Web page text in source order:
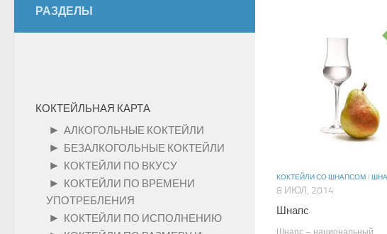
КОКТЕЙЛИ СО ШНАПСОМ/
8 ИЮЛ, 2014
Шнапс
Шнапс – национальный
РАЗДЕЛЫ
КОКТЕЙЛЬНАЯ КАРТА
► АЛКОГОЛЬНЫЕ КОКТЕЙЛИ
► БЕЗАЛКОГОЛЬНЫЕ КОКТЕЙЛИ
► КОКТЕЙЛИ ПО ВКУСУ
► КОКТЕЙЛИ ПО ВРЕМЕНИ
УПОТРЕБЛЕНИЯ
► КОКТЕЙЛИ ПО ИСПОЛНЕНИЮ